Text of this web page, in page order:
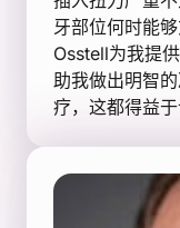
牙部位何时能
Osstell为我提
助我做出明智
疗，这都得益